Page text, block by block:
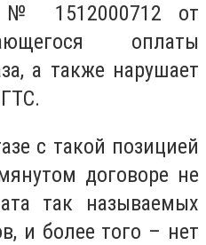
№ 1512000712 от
оплаты
а также нарушает
с такой позицией
договоре не
так называемых
и более того – нет